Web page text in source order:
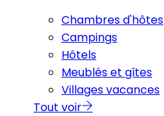
Chambres d'hôtes
Campings
Hôtels
Meublés et gîtes
Villages vacances
Tout voir